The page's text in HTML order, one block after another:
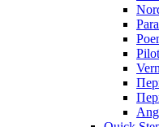
Pilot